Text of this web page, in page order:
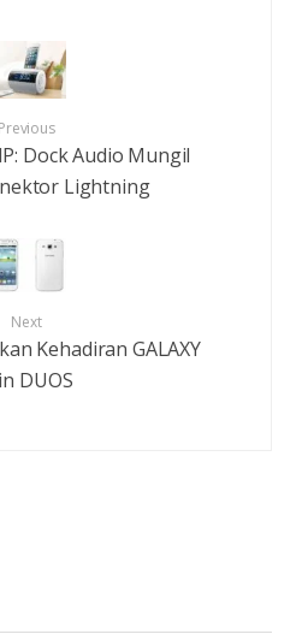
Previous
Dock Audio Mungil
Lightning
Next
Kehadiran GALAXY
DUOS